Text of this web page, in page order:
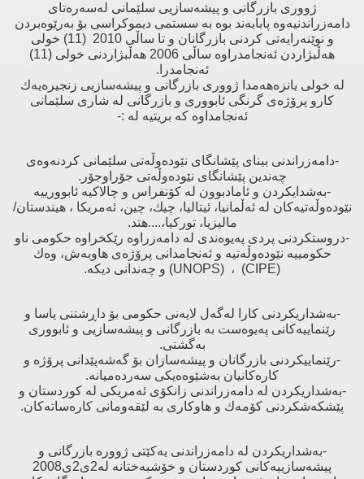
ژووری‌ بازرگانی‌ و پیشه‌سازیی سلێمانی‌ له‌سه‌ره‌تای‌
دامه‌زراندنیه‌وه‌ پابابه‌ند بوه‌ به‌ سستمی‌ دیموكراسی‌ بۆ به‌رێوه‌بردن
و نوێنه‌رایه‌تی‌ كردنی‌ بازرگانان و تا ساڵی‌ 2010 (11) خولی‌
هه‌ڵبژاردن ئه‌نجامدراوه‌ ساڵی‌ 2006 هه‌ڵبژاردنی‌ خولی‌ (11)
ئه‌نجامدرا.
له‌ خولی‌ یانزه‌هه‌مدا ژووری‌ بازرگانی‌ و پیشه‌سازیی زنجیره‌یه‌ك
كارو پرۆژه‌ی‌ گرنگی‌ ئابووری‌ و بازرگانی‌ له‌ شاری‌ سلێمانی‌
ئه‌نجامداوه‌ كه‌ بریتیه‌ له‌ :-
-دامه‌زراندنی‌ بینای‌ پێشانگای‌ نێوده‌وڵه‌تی‌ سلێمانی‌ كردنه‌وه‌ی‌
چه‌ندین پێشانگای‌ نێوده‌وڵه‌تی‌ جۆراوجۆر.
-به‌شدایكردن و ئامادبوون له‌ كۆنفراس و چالاكیه‌ ئابوورییه‌
نێوده‌وڵه‌تیه‌كان له‌ ئه‌ڵمانیا، ئیتالیا، چیك، چین، ئه‌مریكا ، هیندستان/
مالیزیا، توركیا،....هتد.
-دروستكردنی‌ پردی‌ په‌یوه‌ندی له‌ دامه‌زراوه‌ رێكخراوه‌ حكومی‌ ناو
حكومییه‌ نێوده‌وڵه‌تیه‌ و ئه‌نجامدانی‌ پرۆژه‌ی‌ هاوبه‌ش، وه‌ك
(CIPE) ، (UNOPS) و چه‌ندانی‌ دیكه‌.
-به‌شداریكردنی‌ كارا له‌گه‌ل لایه‌نی‌ حكومی‌ بۆ داڕشتنی‌ یاسا و
رێنماییه‌كانی‌ په‌یوه‌ست به‌ بازرگانی‌ و پیشه‌سازیی و ئابووری‌
به‌گشتی‌.
-رێنماییكردنی‌ بازرگانان و پیشه‌سازان بۆ گه‌شه‌پێدانی‌ پرۆژه‌ و
كاره‌كانیان به‌شێوه‌ه‌یكی‌ سه‌رده‌میانه‌.
-به‌شداریكردن له‌ دامه‌زراندنی‌ زانكۆی‌ ئه‌مریكی‌ له‌ كوردستان و
پێشكه‌شكردنی‌ كۆمه‌ك و هاوكاری‌ به‌ لێقه‌ومانی‌ كاره‌ساته‌كان.
-به‌شداریكردن له‌ دامه‌زراندنی‌ یه‌كێتی‌ ژووره‌ بازرگانی‌ و
پیشه‌سازییه‌كانی‌ كوردستان و خۆشبه‌ختانه‌ له‌2ی2ی2008